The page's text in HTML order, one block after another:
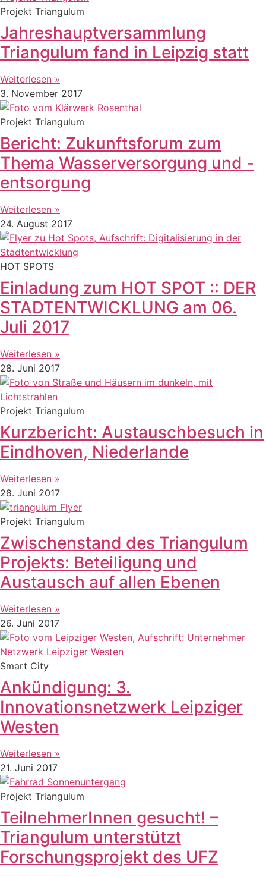
Projekt Triangulum
Jahreshauptversammlung
Triangulum fand in Leipzig statt
Weiterlesen »
3. November 2017
Projekt Triangulum
Bericht: Zukunftsforum zum
Thema Wasserversorgung und -
entsorgung
Weiterlesen »
24. August 2017
HOT SPOTS
Einladung zum HOT SPOT :: DER
STADTENTWICKLUNG am 06.
Juli 2017
Weiterlesen »
28. Juni 2017
Projekt Triangulum
Kurzbericht: Austauschbesuch in
Eindhoven, Niederlande
Weiterlesen »
28. Juni 2017
Projekt Triangulum
Zwischenstand des Triangulum
Projekts: Beteiligung und
Austausch auf allen Ebenen
Weiterlesen »
26. Juni 2017
Smart City
Ankündigung: 3.
Innovationsnetzwerk Leipziger
Westen
Weiterlesen »
21. Juni 2017
Projekt Triangulum
TeilnehmerInnen gesucht! –
Triangulum unterstützt
Forschungsprojekt des UFZ